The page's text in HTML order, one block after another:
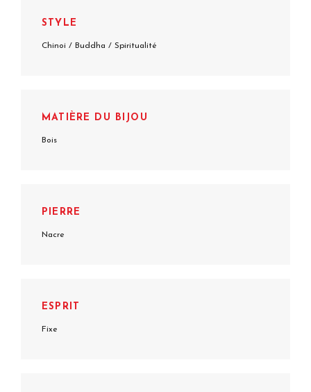
STYLE
Chinoi / Buddha / Spiritualité
MATIÈRE DU BIJOU
Bois
PIERRE
Nacre
ESPRIT
Fixe